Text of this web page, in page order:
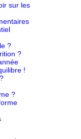
sur les
?
?
!
?